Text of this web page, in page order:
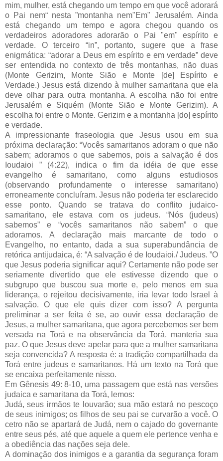
mim, mulher, está chegando um tempo em que você adorará
o Pai nem“ nesta ”montanha nem"Em" Jerusalém. Ainda
está chegando um tempo e agora chegou quando os
verdadeiros adoradores adorarão o Pai "em" espírito e
verdade. O terceiro “in”, portanto, sugere que a frase
enigmática: “adorar a Deus em espírito e em verdade” deve
ser entendida no contexto de três montanhas, não duas
(Monte Gerizim, Monte Sião e Monte [de] Espírito e
Verdade.) Jesus está dizendo à mulher samaritana que ela
deve olhar para outra montanha. A escolha não foi entre
Jerusalém e Siquém (Monte Sião e Monte Gerizim). A
escolha foi entre o Monte. Gerizim e a montanha [do] espírito
e verdade.
A impressionante fraseologia que Jesus usou em sua
próxima declaração: “Vocês samaritanos adoram o que não
sabem; adoramos o que sabemos, pois a salvação é dos
Ioudaioi ” (4:22), indica o fim da idéia de que esse
evangelho é samaritano, como alguns estudiosos
(observando profundamente o interesse samaritano)
erroneamente concluíram. Jesus não poderia ter esclarecido
esse ponto. Quando se tratava do conflito judaico-
samaritano, ele estava com os judeus. “Nós (judeus)
sabemos” e “vocês samaritanos não sabem” o que
adoramos. A declaração mais marcante de todo o
Evangelho, no entanto, dada a sua superabundância de
retórica antijudaica, é: “A salvação é de Ioudaioi./ Judeus. ”O
que Jesus poderia significar aqui? Certamente não pode ser
seriamente divertido que ele estivesse dizendo que o
subgrupo que buscou sua morte e, pelo menos em sua
liderança, o rejeitou decisivamente, iria levar todo Israel à
salvação. O que ele quis dizer com isso? A pergunta
preliminar a ser feita é se, ao ouvir essa declaração de
Jesus, a mulher samaritana, que agora percebemos ser bem
versada na Torá e na observância da Torá, manteria sua
paz. O que Jesus deve apelar para que a mulher samaritana
seja convencida? A resposta é: a tradição compartilhada da
Torá entre judeus e samaritanos. Há um texto na Torá que
se encaixa perfeitamente nisso.
Em Gênesis 49: 8-10, uma passagem que está nas versões
judaica e samaritana da Torá, lemos:
Judá, seus irmãos te louvarão; sua mão estará no pescoço
de seus inimigos; os filhos de seu pai se curvarão a você. O
cetro não se apartará de Judá, nem o cajado do governante
entre seus pés, até que aquele a quem ele pertence venha e
a obediência das nações seja dele.
A dominação dos inimigos e a garantia da segurança foram